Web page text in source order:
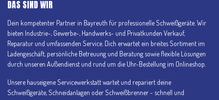
DAS SIND WIR
Dein kompetenter Partner in Bayreuth für professionelle Schweißgeräte. Wir
bieten Industrie-, Gewerbe-, Handwerks- und Privatkunden Verkauf,
Reparatur und umfassenden Service. Dich erwartet ein breites Sortiment im
Ladengeschäft, persönliche Betreuung und Beratung sowie flexible Lösungen
durch unseren Außendienst und rund um die Uhr-Bestellung im Onlineshop.
Unsere hauseigene Servicewerkstatt wartet und repariert deine
Schweißgeräte, Schneidanlagen oder Schweißbrenner - schnell und